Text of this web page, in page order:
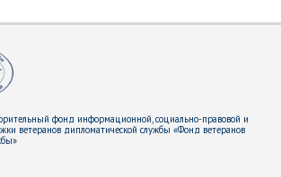
фонд информационной, социально-правовой и
ветеранов дипломатической службы «Фонд ветеранов